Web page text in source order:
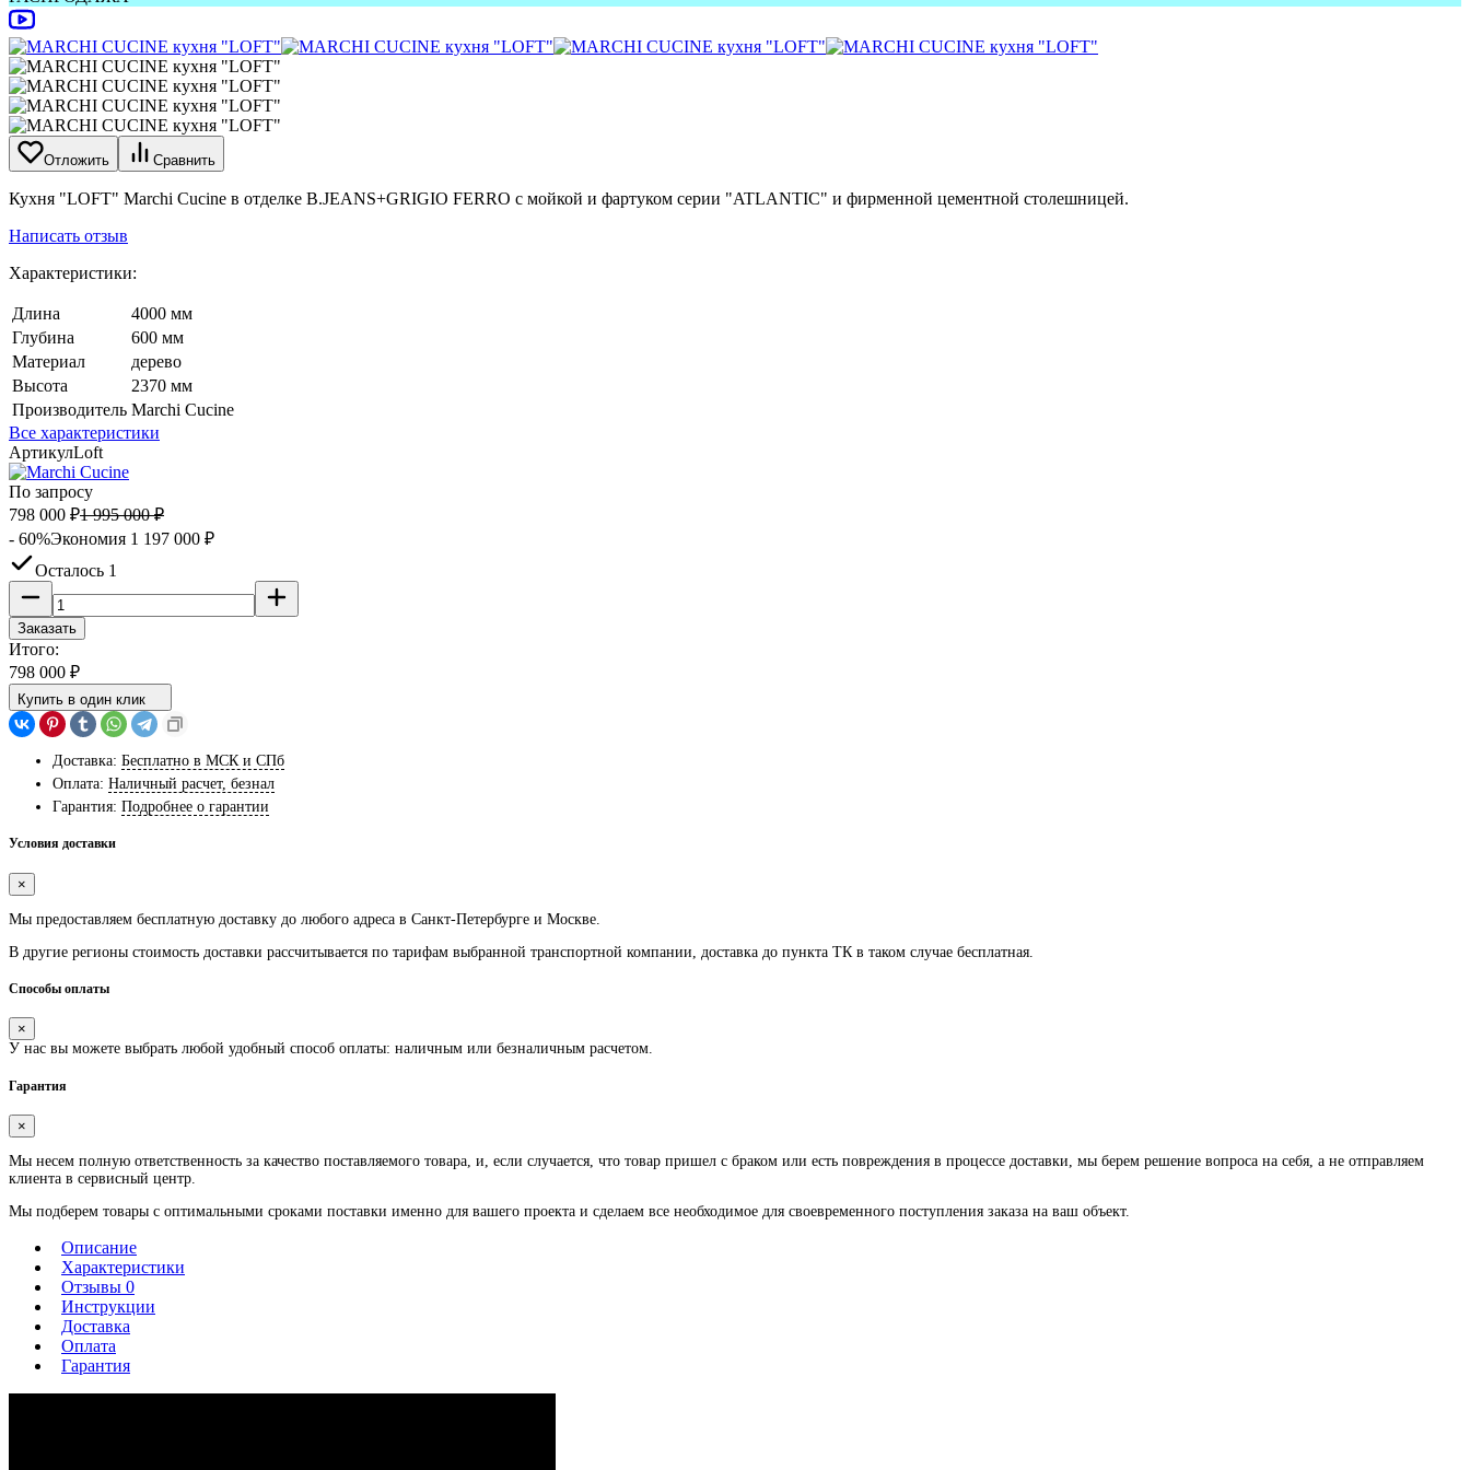
Отложить Сравнить
Кухня "LOFT" Marchi Cucine в отделке B.JEANS+GRIGIO FERRO с мойкой и фартуком серии "ATLANTIC" и фирменной цементной столешницей.
Написать отзыв
Характеристики:
Длина
4000 мм
Глубина
600 мм
Материал
дерево
Высота
2370 мм
Производитель Marchi Cucine
Все характеристики
АртикулLoft
По запросу
798 000 ₽1 995 000 ₽
- 60%Экономия 1 197 000 ₽
Осталось 1
Заказать
Итого:
798 000 ₽
Купить в один клик
Доставка: Бесплатно в МСК и СПб
Оплата: Наличный расчет, безнал
Гарантия: Подробнее о гарантии
Условия доставки
×
Мы предоставляем бесплатную доставку до любого адреса в Санкт-Петербурге и Москве.
В другие регионы стоимость доставки рассчитывается по тарифам выбранной транспортной компании, доставка до пункта ТК в таком случае бесплатная
Способы оплаты
×
У нас вы можете выбрать любой удобный способ оплаты: наличным или безналичным расчетом.
Гарантия
×
Мы несем полную ответственность за качество поставляемого товара, и, если случается, что товар пришел с браком или есть повреждения в процессе доставки, мы берем решение вопроса на себя, а не отправляем
клиента в сервисный центр.
Мы подберем товары с оптимальными сроками поставки именно для вашего проекта и сделаем все необходимое для своевременного поступления заказа на ваш объект.
Описание
Характеристики
Отзывы 0
Инструкции
Доставка
Оплата
Гарантия